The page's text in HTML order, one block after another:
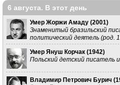
6 августа. В этот день
Умер Жоржи Амаду (2001)
Знаменитый бразильский
политический деятель (род.
Умер Януш Корчак (1942)
Польский детский писатель
Владимир Петрович Бурич (